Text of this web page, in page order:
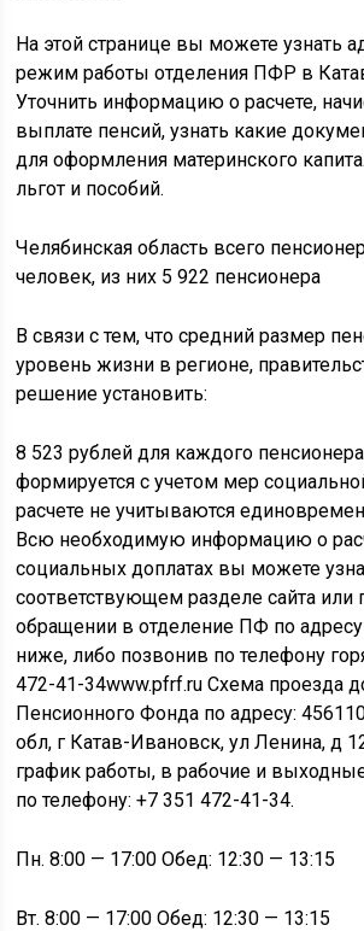
На этой странице вы можете узнать
режим работы отделения ПФР в
Уточнить информацию о расчете,
выплате пенсий, узнать какие
для оформления материнского
льгот и пособий.
Челябинская область всего
человек, из них 5 922 пенсионера
В связи с тем, что средний размер
уровень жизни в регионе,
решение установить:
8 523 рублей для каждого
формируется с учетом мер
расчете не учитываются
Всю необходимую информацию о
социальных доплатах вы можете
соответствующем разделе сайта или
обращении в отделение ПФ по
ниже, либо позвонив по телефону
472-41-34www.pfrf.ru Схема проезда
Пенсионного Фонда по адресу:
обл, г Катав-Ивановск, ул Ленина, д
график работы, в рабочие и
по телефону: +7 351 472-41-34.
Пн. 8:00 — 17:00 Обед: 12:30 — 13:15
Вт. 8:00 — 17:00 Обед: 12:30 — 13:15